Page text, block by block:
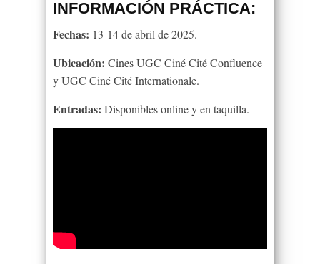
INFORMACIÓN PRÁCTICA:
Fechas: 13-14 de abril de 2025.
Ubicación: Cines UGC Ciné Cité Confluence
y UGC Ciné Cité Internationale.
Entradas: Disponibles online y en taquilla.